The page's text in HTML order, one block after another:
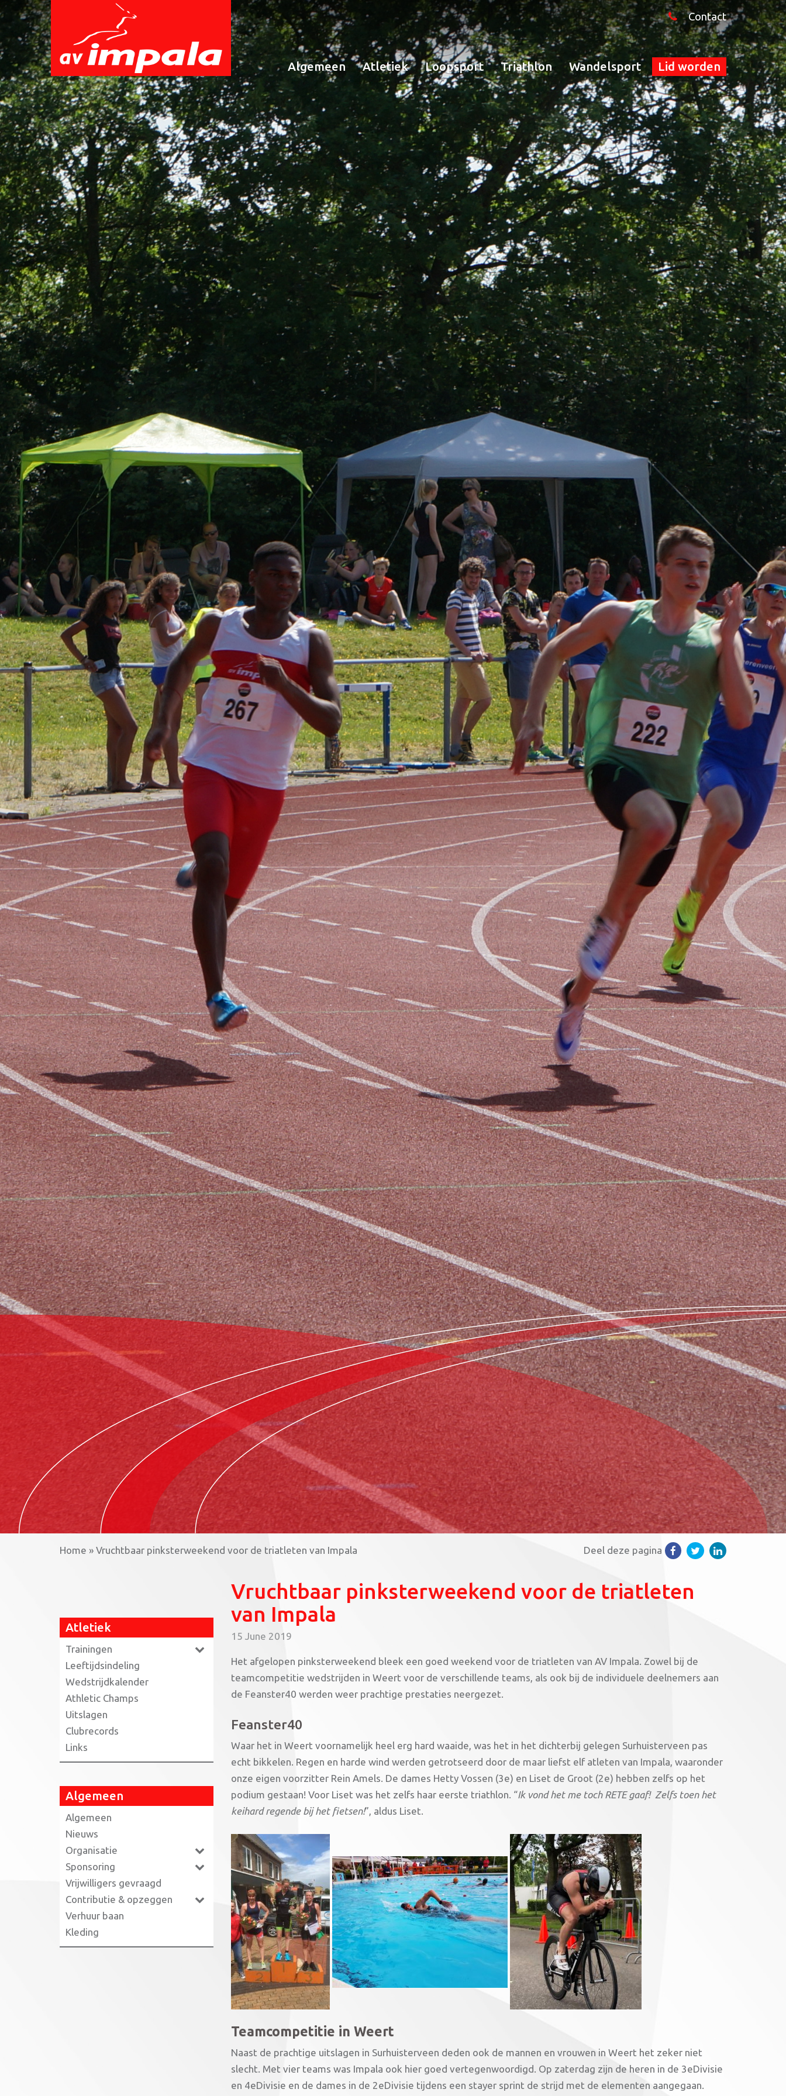
Contact
Algemeen Atletiek Loopsport Triathlon Wandelsport Lid worden
Home » Vruchtbaar pinksterweekend voor de triatleten van Impala Deel deze pagina
Atletiek
Trainingen
Leeftijdsindeling
Wedstrijdkalender
Athletic Champs
Uitslagen
Clubrecords
Links
Algemeen
Algemeen
Nieuws
Organisatie
Sponsoring
Vrijwilligers gevraagd
Contributie & opzeggen
Verhuur baan
Kleding
Vruchtbaar pinksterweekend voor de triatleten
van Impala
15 June 2019
Het afgelopen pinksterweekend bleek een goed weekend voor de triatleten van AV Impala. Zowel bij de
teamcompetitie wedstrijden in Weert voor de verschillende teams, als ook bij de individuele deelnemers aan
de Feanster40 werden weer prachtige prestaties neergezet.
Feanster40
Waar het in Weert voornamelijk heel erg hard waaide, was het in het dichterbij gelegen Surhuisterveen pas
echt bikkelen. Regen en harde wind werden getrotseerd door de maar liefst elf atleten van Impala, waaronder
onze eigen voorzitter Rein Amels. De dames Hetty Vossen (3e) en Liset de Groot (2e) hebben zelfs op het
podium gestaan! Voor Liset was het zelfs haar eerste triathlon. “Ik vond het me toch RETE gaaf! Zelfs toen het
keihard regende bij het fietsen!”, aldus Liset.
Teamcompetitie in Weert
Naast de prachtige uitslagen in Surhuisterveen deden ook de mannen en vrouwen in Weert het zeker niet
slecht. Met vier teams was Impala ook hier goed vertegenwoordigd. Op zaterdag zijn de heren in de 3eDivisie
en 4eDivisie en de dames in de 2eDivisie tijdens een stayer sprint de strijd met de elementen aangegaan.